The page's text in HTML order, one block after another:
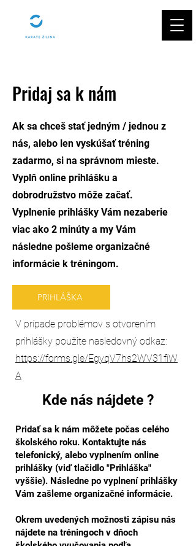
Pridaj sa k nám
Ak sa chceš stať jedným / jednou z
nás, alebo len vyskúšať tréning
zadarmo, si na správnom mieste.
Vyplň online prihlášku a
dobrodružstvo môže začať.
Vyplnenie prihlášky Vám nezaberie
viac ako 2 minúty a my Vám
následne pošleme organizačné
informácie k tréningom.
PRIHLÁŠKA
V prípade problémov s otvorením
prihlášky použite nasledovný odkaz:
https://forms.gle/EgyqV7hs2WV31fiW
A
Kde nás nájdete ?
Pridať sa k nám môžete počas celého
školského roku. Kontaktujte nás
telefonický, alebo vyplnením online
prihlášky (viď tlačidlo "Prihláška"
vyššie). Následne po vyplnení prihlášky
Vám zašleme organizačné informácie.
Okrem uvedených možnosti zápisu nás
nájdete na tréningoch v dňoch